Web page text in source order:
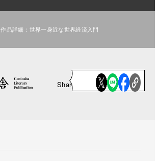
作品詳細：世界一身近な世界経済入門
Share